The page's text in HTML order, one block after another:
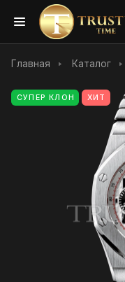
Главная Каталог
СУПЕР КЛОН ХИТ